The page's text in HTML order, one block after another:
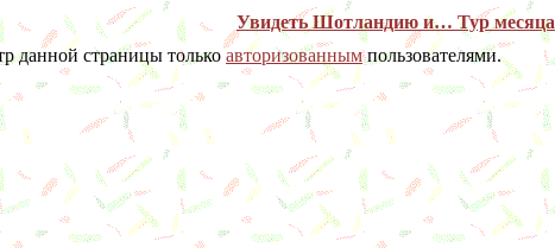
Увидеть Шотландию и… Тур месяца
данной страницы толькоавторизованнымпользователями.